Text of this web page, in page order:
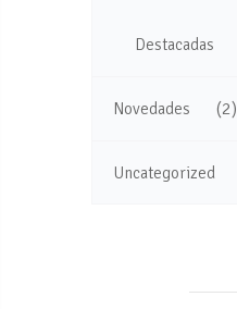
Destacadas
Novedades (2)
Uncategorized